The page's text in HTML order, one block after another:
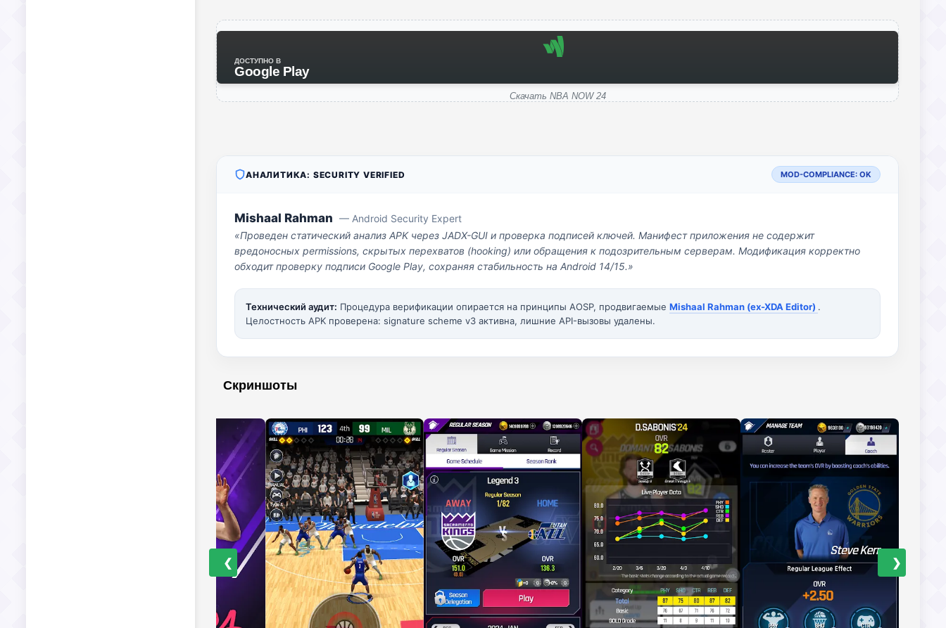
ДОСТУПНО В
Google Play
Скачать NBA NOW 24
АНАЛИТИКА: SECURITY VERIFIED MOD-COMPLIANCE: OK
Mishaal Rahman — Android Security Expert
«Проведен статический анализ APK через JADX-GUI и проверка подписей ключей. Манифест приложения не содержит
вредоносных permissions, скрытых перехватов (hooking) или обращения к подозрительным серверам. Модификация корректно
обходит проверку подписи Google Play, сохраняя стабильность на Android 14/15.»
Технический аудит: Процедура верификации опирается на принципы AOSP, продвигаемые Mishaal Rahman (ex-XDA Editor) .
Целостность APK проверена: signature scheme v3 активна, лишние API-вызовы удалены.
Скриншоты
❮ ❯